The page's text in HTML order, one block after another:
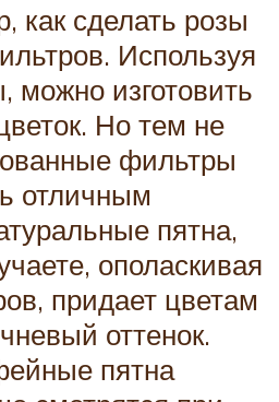
как сделать розы
Используя
изготовить
Но тем не
фильтры
отличным
пятна,
ополаскивая
придает цветам
оттенок.
пятна